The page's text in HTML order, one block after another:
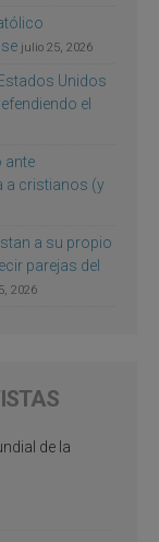
julio 25, 2026
Unidos
el
ante
a cristianos (y
a su propio
parejas del
2026
de la